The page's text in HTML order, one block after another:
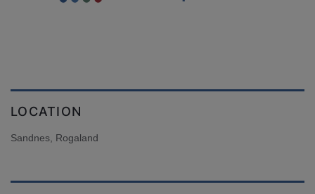
LOCATION
Sandnes, Rogaland